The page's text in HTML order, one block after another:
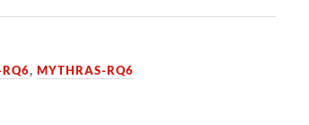
RQ6,MYTHRAS-RQ6